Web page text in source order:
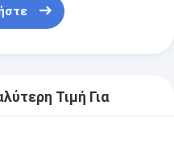
Τιμή Για